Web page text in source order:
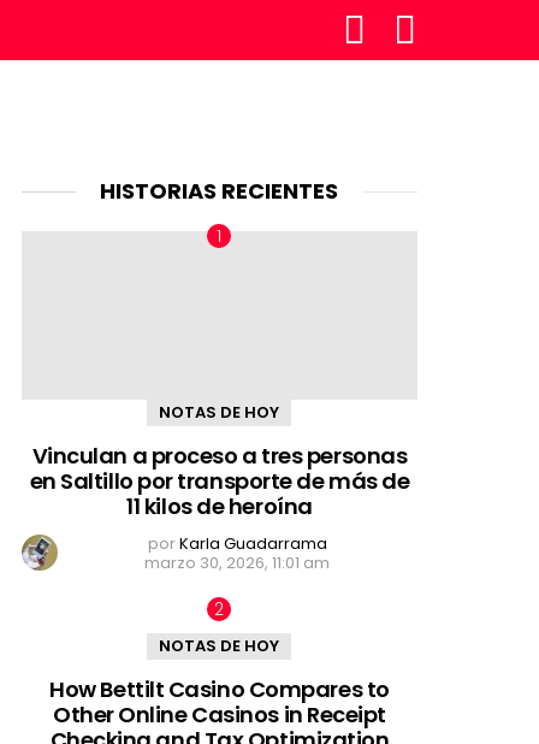
SÍGUENOS
HISTORIAS RECIENTES
NOTAS DE HOY
Vinculan a proceso a tres personas
en Saltillo por transporte de más de
11 kilos de heroína
porKarla Guadarrama
marzo 30, 2026, 11:01 am
NOTAS DE HOY
How Bettilt Casino Compares to
Other Online Casinos in Receipt